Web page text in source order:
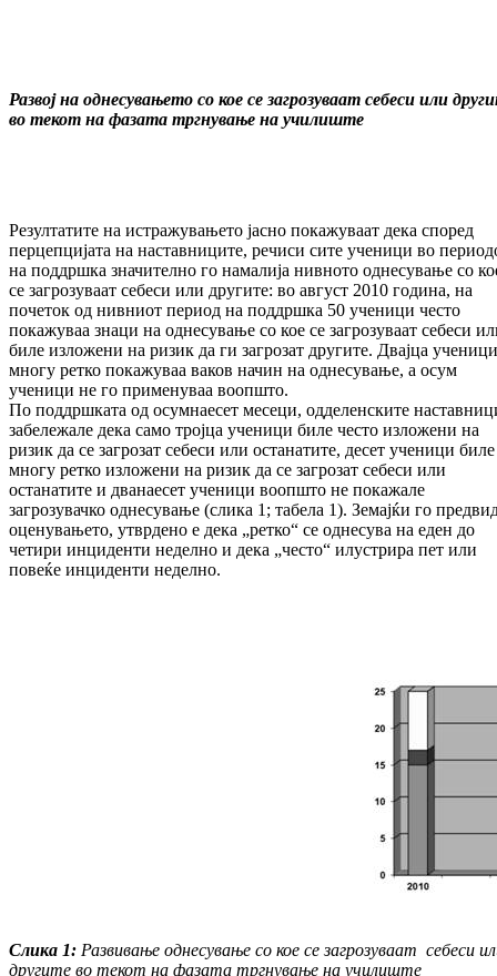
Развој на однесувањето со кое се загрозуваат себеси или
во текот на фазата тргнување на училиште
Резултатите на истражувањето јасно покажуваат дека според
перцепцијата на наставниците, речиси сите ученици во
на поддршка значително го намалија нивното однесување со
се загрозуваат себеси или другите: во август 2010 година, на
почеток од нивниот период на поддршка 50 ученици често
покажуваа знаци на однесување со кое се загрозуваат себеси
биле изложени на ризик да ги загрозат другите. Двајца ученици
многу ретко покажуваа ваков начин на однесување, а осум
ученици не го применуваа воопшто.
По поддршката од осумнаесет месеци, одделенските
забележале дека само тројца ученици биле често изложени на
ризик да се загрозат себеси или останатите, десет ученици биле
многу ретко изложени на ризик да се загрозат себеси или
останатите и дванаесет ученици воопшто не покажале
загрозувачко однесување (слика 1; табела 1). Земајќи го
оценувањето, утврдено е дека „ретко“ се однесува на еден до
четири инциденти неделно и дека „често“ илустрира пет или
повеќе инциденти неделно.
Слика 1: Развивање однесување со кое се загрозуваат себеси
другите во текот на фазата тргнување на училиште